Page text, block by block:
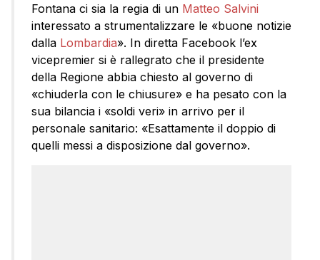
Fontana ci sia la regia di un Matteo Salvini
interessato a strumentalizzare le «buone notizie
dalla Lombardia». In diretta Facebook l’ex
vicepremier si è rallegrato che il presidente
della Regione abbia chiesto al governo di
«chiuderla con le chiusure» e ha pesato con la
sua bilancia i «soldi veri» in arrivo per il
personale sanitario: «Esattamente il doppio di
quelli messi a disposizione dal governo».